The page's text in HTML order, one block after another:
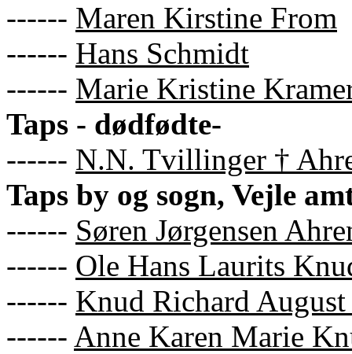
------ Maren Kirstine From
------ Hans Schmidt
------ Marie Kristine
Taps - dødfødte-
------ N.N. Tvillinger †
Taps by og sogn, Vejle
------ Søren Jørgensen
------ Ole Hans Laurits
------ Knud Richard
------ Anne Karen Marie